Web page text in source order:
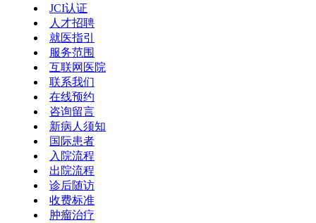
JCI认证
人才招聘
就医指引
服务范围
互联网医院
联系我们
在线预约
咨询留言
新病人须知
国际患者
入院流程
出院流程
诊后随访
收费标准
肿瘤治疗